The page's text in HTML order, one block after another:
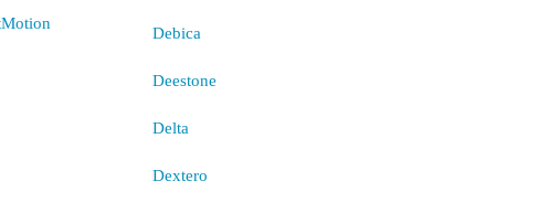
Debica
Deestone
Delta
Dextero